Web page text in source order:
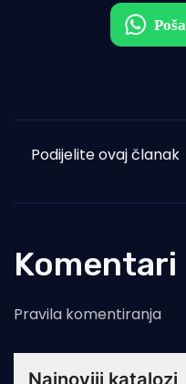
Podijelite ovaj članak
Komentari
Pravila komentiranja